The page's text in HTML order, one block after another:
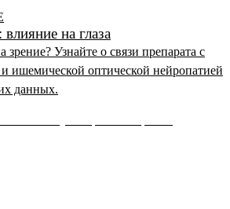
на глаза
Узнайте о связи препарата с
ишемической оптической нейропатией
данных.